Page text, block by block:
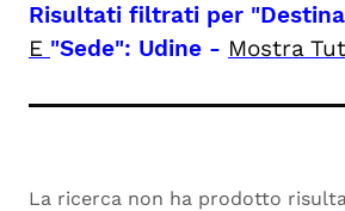
Risultati filtrati per
E "Sede": Udine - Mostra
La ricerca non ha prodotto